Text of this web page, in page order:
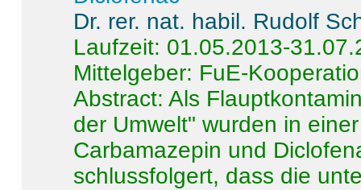
Dr. rer. nat. habil. Rudolf
Laufzeit: 01.05.2013-
Mittelgeber: FuE-
Abstract:Als
der Umwelt" wurden in
Carbamazepin und
schlussfolgert, dass die